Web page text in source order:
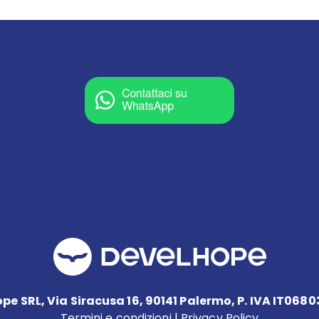
SRL, Via Siracusa 16, 90141 Palermo, P. IVA